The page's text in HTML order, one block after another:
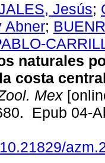
Jesús;
Abner;
naturales
costa
Mex
Epub 04-